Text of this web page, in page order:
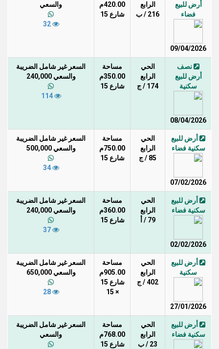
أرض للبيع
فضاء
09/04/2026
الرابع
216 / ب
420.00م
شارع 15
والسعي
32
نصف
أرض للبيع
سكنية
08/04/2026
الحي
الرابع
174 / ج
مساحة
350.00م
شارع 15
السعر غير شامل الضريبة
والسعي 240,000
114
أرض للبيع
سكنية فضاء
07/02/2026
الحي
الرابع
85 / ج
مساحة
750.00م
شارع 15
السعر غير شامل الضريبة
والسعي 500,000
34
أرض للبيع
سكنية فضاء
02/02/2026
الحي
الرابع
79 / أ
مساحة
360.00م
شارع 15
السعر غير شامل الضريبة
والسعي 240,000
37
أرض للبيع
سكنية
27/01/2026
الحي
الرابع
402 / ج
مساحة
905.00م
شارع 15
× 15
السعر غير شامل الضريبة
والسعي 650,000
28
أرض للبيع
سكنية فضاء
الحي
الرابع
23 / ب
مساحة
768.00م
شارع 15
السعر غير شامل الضريبة
والسعي